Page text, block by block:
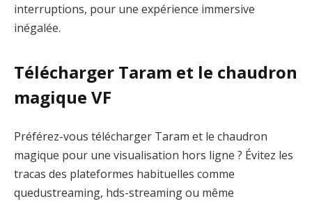
interruptions, pour une expérience immersive
inégalée.
Télécharger Taram et le chaudron
magique VF
Préférez-vous télécharger Taram et le chaudron
magique pour une visualisation hors ligne ? Évitez les
tracas des plateformes habituelles comme
quedustreaming, hds-streaming ou même